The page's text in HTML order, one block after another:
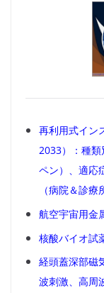
再利用式イン
2033）：種
ペン）、適応
（病院＆診
航空宇宙用金
核酸バイオ試
経頭蓋深部磁
波刺激、高周